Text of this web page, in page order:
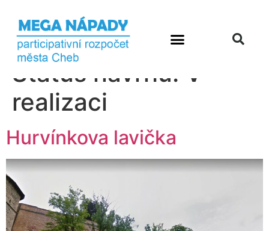
Status návrhu: V
realizaci
Hurvínkova lavička